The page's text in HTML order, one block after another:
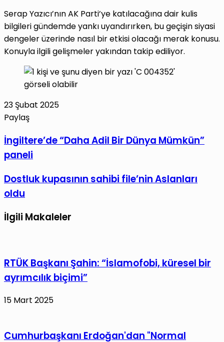
Serap Yazıcı’nın AK Parti’ye katılacağına dair kulis
bilgileri gündemde yankı uyandırırken, bu geçişin siyasi
dengeler üzerinde nasıl bir etkisi olacağı merak konusu.
Konuyla ilgili gelişmeler yakından takip ediliyor.
23 Şubat 2025
Paylaş
Posta
ile
İngiltere’de
“Daha
Adil
Bir
Dünya
Mümkün”
paneli
İngiltere’de “Daha Adil Bir Dünya Mümkün”
paneli
Dostluk
kupasının
file’nin
Dostluk kupasının sahibi file’nin Aslanları
oldu
İlgili Makaleler
RTÜK Başkanı Şahin: “İslamofobi, küresel bir
ayrımcılık biçimi”
15 Mart 2025
Cumhurbaşkanı Erdoğan'dan "Normal